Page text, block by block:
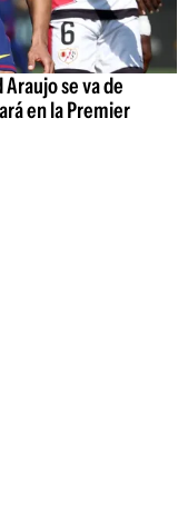
se va de
en la Premier